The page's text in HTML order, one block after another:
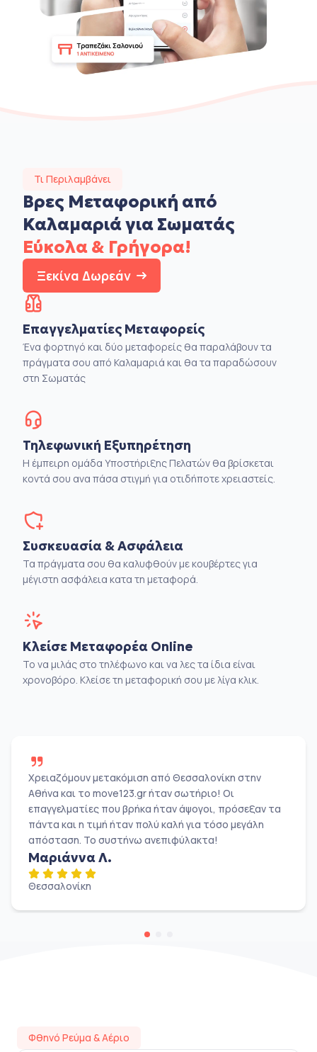
Τι Περιλαμβάνει
Βρες Μεταφορική από
Καλαμαριά για Σωματάς
Εύκολα & Γρήγορα!
Ξεκίνα Δωρεάν
Επαγγελματίες Μεταφορείς
Ένα φορτηγό και δύο μεταφορείς θα παραλάβουν τα
πράγματα σου από Καλαμαριά και θα τα παραδώσουν
στη Σωματάς
Τηλεφωνική Εξυπηρέτηση
Η έμπειρη ομάδα Υποστήριξης Πελατών θα βρίσκεται
κοντά σου ανα πάσα στιγμή για οτιδήποτε χρειαστείς.
Συσκευασία & Ασφάλεια
Τα πράγματα σου θα καλυφθούν με κουβέρτες για
μέγιστη ασφάλεια κατα τη μεταφορά.
Κλείσε Μεταφορέα Online
Το να μιλάς στο τηλέφωνο και να λες τα ίδια είναι
χρονοβόρο. Κλείσε τη μεταφορική σου με λίγα κλικ.
Χρειαζόμουν μετακόμιση από Θεσσαλονίκη στην
Αθήνα και το move123.gr ήταν σωτήριο! Οι
επαγγελματίες που βρήκα ήταν άψογοι, πρόσεξαν τα
πάντα και η τιμή ήταν πολύ καλή για τόσο μεγάλη
απόσταση. Το συστήνω ανεπιφύλακτα!
Μαριάννα Λ.
Θεσσαλονίκη
Φθηνό Ρεύμα & Αέριο